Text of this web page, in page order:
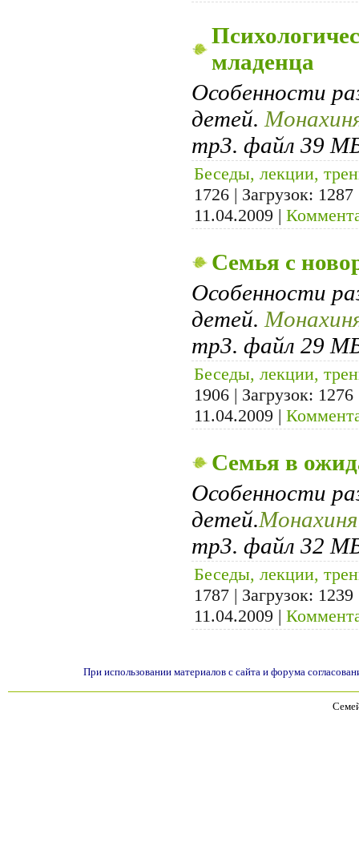
младенца
Особенности
детей.
mp3. файл 39
Беседы, лекции,
1726 | Загрузок:
11.04.2009 |
Семья с
Особенности
детей.
mp3. файл 29
Беседы, лекции,
1906 | Загрузок:
11.04.2009 |
Семья в
Особенности
детей.
mp3. файл 32
Беседы, лекции,
1787 | Загрузок:
11.04.2009 |
При использовании материалов с сайта и форума